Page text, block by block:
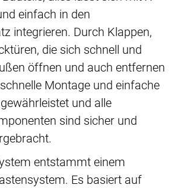
einfach in den
integrieren. Durch Klappen,
die sich schnell und
öffnen und auch entfernen
Montage und einfache
und alle
sind sicher und
entstammt einem
Es basiert auf